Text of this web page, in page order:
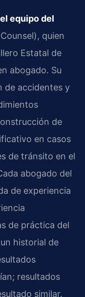
el equipo del
quien
Estatal de
abogado. Su
de accidentes y
de
en casos
de tránsito en el
abogado del
de experiencia
de práctica del
historial de
resultados
similar.